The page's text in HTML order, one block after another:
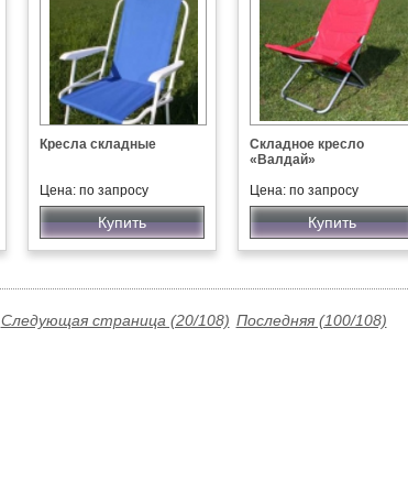
Кресла складные
Цена: по запросу
Купить
Складное кресло
«Валдай»
Цена: по запросу
Купить
Следующая страница (20/108) Последняя (100/108)